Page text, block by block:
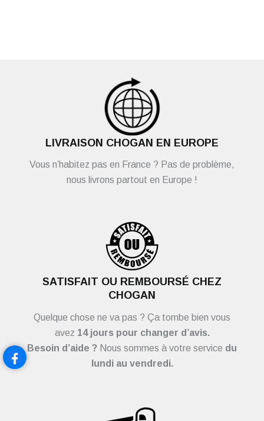
LIVRAISON CHOGAN EN EUROPE
Vous n’habitez pas en France ? Pas de problème,
nous livrons partout en Europe !
SATISFAIT OU REMBOURSÉ CHEZ
CHOGAN
Quelque chose ne va pas ? Ça tombe bien vous
avez 14 jours pour changer d’avis.
Besoin d’aide ? Nous sommes à votre service du
lundi au vendredi.